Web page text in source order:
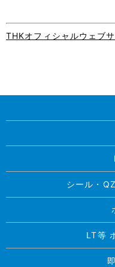
THKオフィシャルウェブ
シール・
LT等